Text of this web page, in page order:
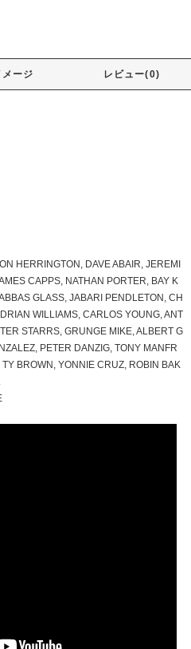
メージ レビュー(0)
HERRINGTON, DAVE ABAIR, JEREMI
CAPPS, NATHAN PORTER, BAY K
GLASS, JABARI PENDLETON, CH
WILLIAMS, CARLOS YOUNG, ANT
STARRS, GRUNGE MIKE, ALBERT G
PETER DANZIG, TONY MANFR
BROWN, YONNIE CRUZ, ROBIN BAK